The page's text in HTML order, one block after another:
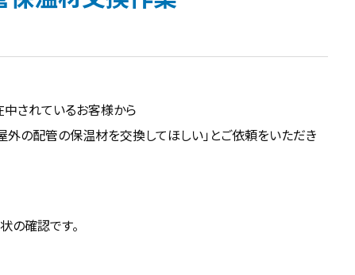
されているお客様から
外の配管の保温材を交換してほしい」とご依頼をいただき
の確認です。